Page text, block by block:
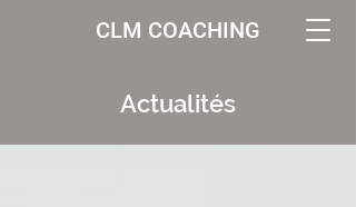
CLM COACHING
Actualités